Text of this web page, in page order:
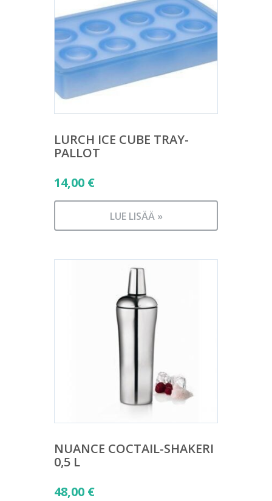
LURCH ICE CUBE TRAY-
PALLOT
14,00 €
LUE LISÄÄ »
NUANCE COCTAIL-SHAKERI
0,5 L
48,00 €